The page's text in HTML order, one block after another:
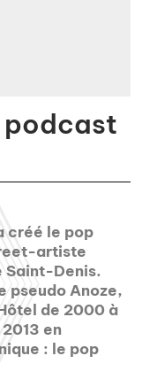
podcast
créé le pop
artiste
Saint-Denis.
pseudo Anoze,
de 2000 à
en
: le pop